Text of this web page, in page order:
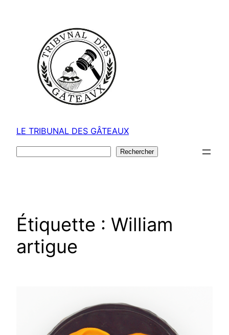
LE TRIBUNAL DES GÂTEAUX
Rechercher
Étiquette : William
artigue